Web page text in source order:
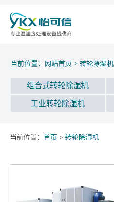
当前位置： 网站首页 >转轮除湿机
组合式转轮除湿机
工业转轮除湿机
当前位置： 首页 > 转轮除湿机